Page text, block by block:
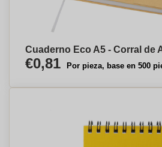
Cuaderno Eco A5 - Corral de
€0,81 Por pieza, base en 500